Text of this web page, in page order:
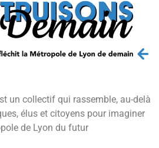
un collectif qui rassemble, au-delà
élus et citoyens pour imaginer
de Lyon du futur